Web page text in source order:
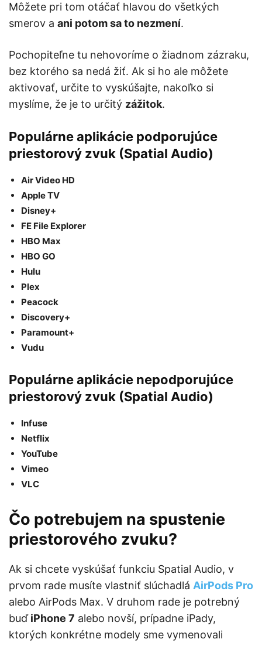
Môžete pri tom otáčať hlavou do všetkých
smerov a ani potom sa to nezmení.
Pochopiteľne tu nehovoríme o žiadnom zázraku,
bez ktorého sa nedá žiť. Ak si ho ale môžete
aktivovať, určite to vyskúšajte, nakoľko si
myslíme, že je to určitý zážitok.
Populárne aplikácie podporujúce
priestorový zvuk (Spatial Audio)
Air Video HD
Apple TV
Disney+
FE File Explorer
HBO Max
HBO GO
Hulu
Plex
Peacock
Discovery+
Paramount+
Vudu
Populárne aplikácie nepodporujúce
priestorový zvuk (Spatial Audio)
Infuse
Netflix
YouTube
Vimeo
VLC
Čo potrebujem na spustenie
priestorového zvuku?
Ak si chcete vyskúšať funkciu Spatial Audio, v
prvom rade musíte vlastniť slúchadlá AirPods Pro
alebo AirPods Max. V druhom rade je potrebný
buďiPhone 7 alebo novší, prípadne iPady,
ktorých konkrétne modely sme vymenovali